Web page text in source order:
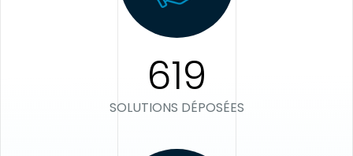
619
SOLUTIONS DÉPOSÉES